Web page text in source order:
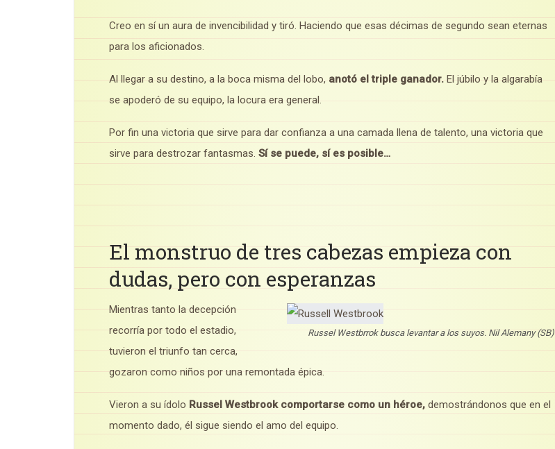
Creo en sí un aura de invencibilidad y tiró. Haciendo que esas décimas de segundo sean eternas
para los aficionados.
Al llegar a su destino, a la boca misma del lobo, anotó el triple ganador. El júbilo y la algarabía
se apoderó de su equipo, la locura era general.
Por fin una victoria que sirve para dar confianza a una camada llena de talento, una victoria que
sirve para destrozar fantasmas. Sí se puede, sí es posible…
El monstruo de tres cabezas empieza con
dudas, pero con esperanzas
Russel Westbrrok busca levantar a los suyos. Nil Alemany (SB)
Mientras tanto la decepción
recorría por todo el estadio,
tuvieron el triunfo tan cerca,
gozaron como niños por una remontada épica.
Vieron a su ídolo Russel Westbrook comportarse como un héroe, demostrándonos que en el
momento dado, él sigue siendo el amo del equipo.